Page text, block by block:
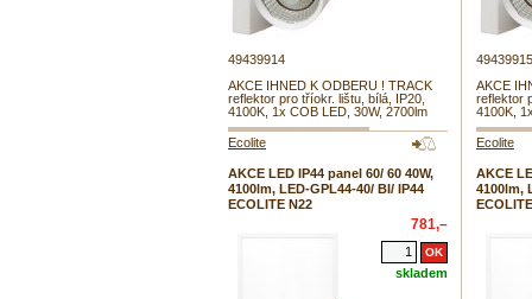
49439914
AKCE IHNED K ODBERU ! TRACK
reflektor pro tříokr. lištu, bílá, IP20,
4100K, 1x COB LED, 30W, 2700lm
49439915
AKCE
reflektor
4100K,
Ecolite
AKCE LED IP44 panel 60/ 60 40W,
4100lm, LED-GPL44-40/ BI/ IP44
ECOLITE N22
781,–
skladem
Ecolite
AKCE
4100lm,